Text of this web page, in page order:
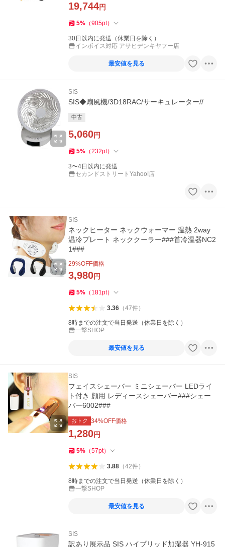
19,744円
5% （905pt）
30日以内に発送（休業日を除く）
インボイス対応 アサヒデンキヤフー店
最安値を見る
SIS
SIS◆扇風機/3D18RAC/サーキュレーター//
中古
5,060円
5% （232pt）
3〜4日以内に発送
セカンドストリートYahoo!店
SIS
ネックヒーター ネックウォーマー 温熱 2way
温冷プレート ネッククーラー###首冷温器NC2
1###
29%OFF価格
3,980円
5% （ 181pt）
3.36（47件）
8時までの注文で当日発送（休業日を除く）
一撃SHOP
最安値を見る
SIS
フェイスシェーバー ミニシェーバー LEDライ
ト付き 顔用 レディースシェーバー###シェー
バー6002###
おトク 34%OFF価格
1,280円
5% （57pt）
3.88（42件）
8時までの注文で当日発送（休業日を除く）
一撃SHOP
最安値を見る
SIS
訳あり展示品 SIS ハイブリッド加湿器 YH-915